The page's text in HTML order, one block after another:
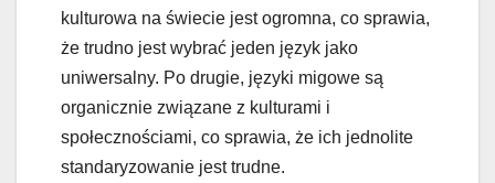
kulturowa na świecie jest ogromna, co sprawia,
że trudno jest wybrać jeden język jako
uniwersalny. Po drugie, języki migowe są
organicznie związane z kulturami i
społecznościami, co sprawia, że ​​ich jednolite
standaryzowanie jest trudne.